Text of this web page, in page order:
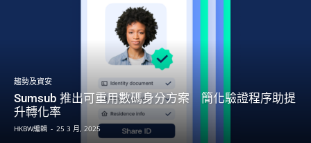
趨勢及資安
Sumsub 推出可重用數碼身分方案 簡化驗證程序助提
升轉化率
HKBW編輯 - 25 3 月, 2025